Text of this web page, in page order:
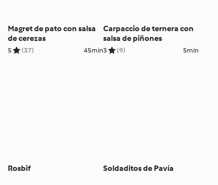
Magret de pato con salsa
de cerezas
5 (37) 45min
Carpaccio de ternera con
salsa de piñones
3 (9) 5min
Rosbif Soldaditos de Pavía